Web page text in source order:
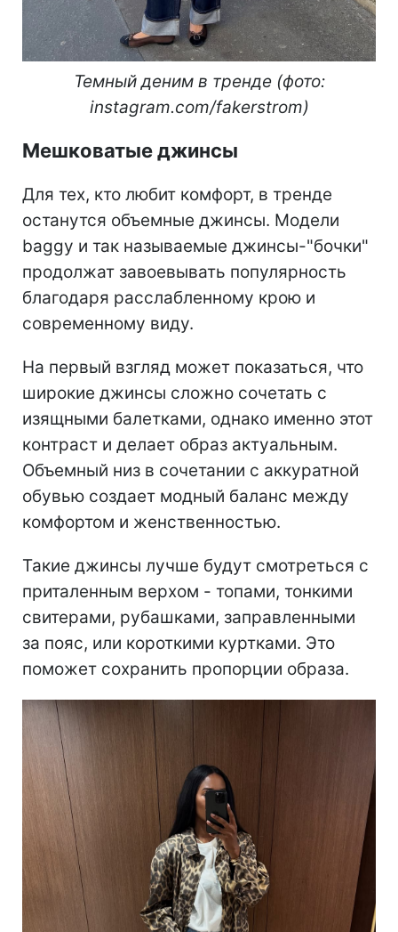
Темный деним в тренде (фото:
instagram.com/fakerstrom)
Мешковатые джинсы
Для тех, кто любит комфорт, в тренде
останутся объемные джинсы. Модели
baggy и так называемые джинсы-"бочки"
продолжат завоевывать популярность
благодаря расслабленному крою и
современному виду.
На первый взгляд может показаться, что
широкие джинсы сложно сочетать с
изящными балетками, однако именно этот
контраст и делает образ актуальным.
Объемный низ в сочетании с аккуратной
обувью создает модный баланс между
комфортом и женственностью.
Такие джинсы лучше будут смотреться с
приталенным верхом - топами, тонкими
свитерами, рубашками, заправленными
за пояс, или короткими куртками. Это
поможет сохранить пропорции образа.